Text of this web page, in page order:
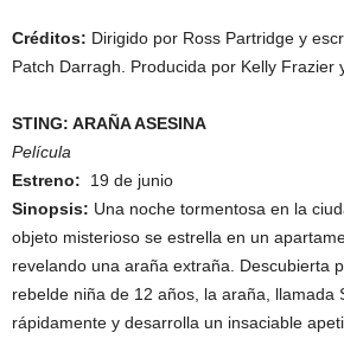
Créditos: Dirigido por Ross Partridge y
Patch Darragh. Producida por Kelly Frazier
STING: ARAÑA ASESINA
Película
Estreno:
19 de junio
Sinopsis: Una noche tormentosa en la
objeto misterioso se estrella en un
revelando una araña extraña. Descubierta
rebelde niña de 12 años, la araña, llamada
rápidamente y desarrolla un insaciable